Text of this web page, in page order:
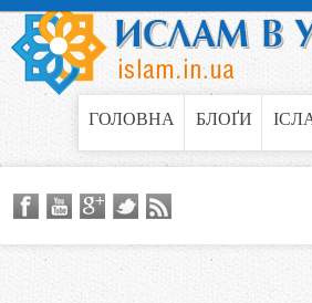
Jump to
ГОЛОВНА БЛОҐИ